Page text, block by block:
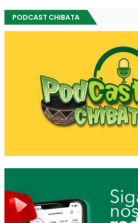
PODCAST CHIBATA